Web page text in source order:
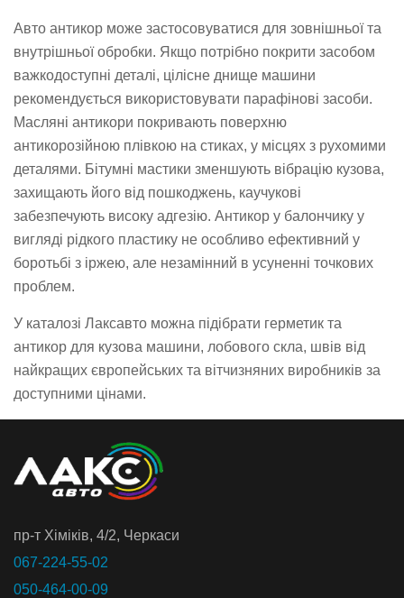
Авто антикор може застосовуватися для зовнішньої та
внутрішньої обробки. Якщо потрібно покрити засобом
важкодоступні деталі, цілісне днище машини
рекомендується використовувати парафінові засоби.
Масляні антикори покривають поверхню
антикорозійною плівкою на стиках, у місцях з рухомими
деталями. Бітумні мастики зменшують вібрацію кузова,
захищають його від пошкоджень, каучукові
забезпечують високу адгезію. Антикор у балончику у
вигляді рідкого пластику не особливо ефективний у
боротьбі з іржею, але незамінний в усуненні точкових
проблем.
У каталозі Лаксавто можна підібрати герметик та
антикор для кузова машини, лобового скла, швів від
найкращих європейських та вітчизняних виробників за
доступними цінами.
пр-т Хiмiкiв, 4/2, Черкаси
067-224-55-02
050-464-00-09